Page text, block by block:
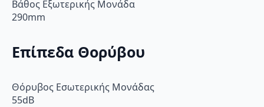
Βάθος Εξωτερικής Μονάδα
290mm
Επίπεδα Θορύβου
Θόρυβος Εσωτερικής Μονάδας
55dB